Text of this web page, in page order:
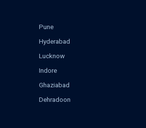
Pune
Hyderabad
Lucknow
Indore
Ghaziabad
Dehradoon